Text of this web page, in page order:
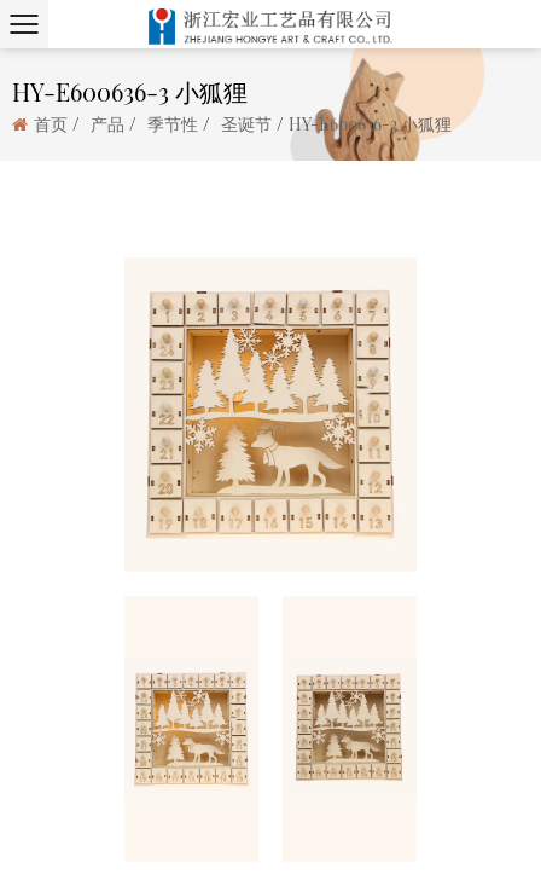
HY-E600636-3 小狐狸
首页 / 产品 / 季节性 / 圣诞节 / HY-E600636-3 小狐狸